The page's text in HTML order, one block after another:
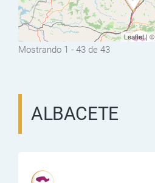
Leaflet | ©
Mostrando 1 - 43 de 43
ALBACETE